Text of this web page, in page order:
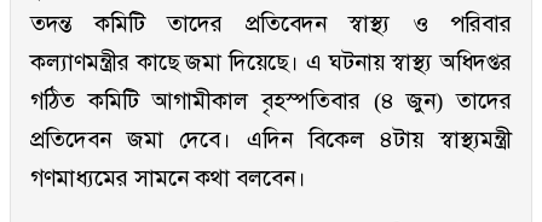
তদন্ত কমিটি তাদের প্রতিবেদন স্বাস্থ্য ও পরিবার
কল্যাণমন্ত্রীর কাছে জমা দিয়েছে। এ ঘটনায় স্বাস্থ্য অধিদপ্তর
গঠিত কমিটি আগামীকাল বৃহস্পতিবার (৪ জুন) তাদের
প্রতিদেবন জমা দেবে। এদিন বিকেল ৪টায় স্বাস্থ্যমন্ত্রী
গণমাধ্যমের সামনে কথা বলবেন।